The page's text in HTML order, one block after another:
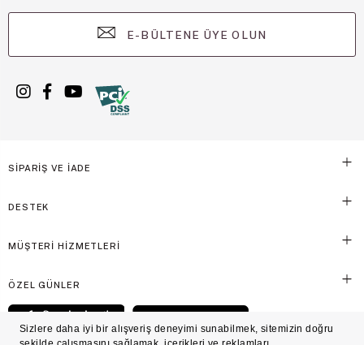
E-BÜLTENE ÜYE OLUN
SİPARİŞ VE İADE
DESTEK
MÜŞTERİ HİZMETLERİ
ÖZEL GÜNLER